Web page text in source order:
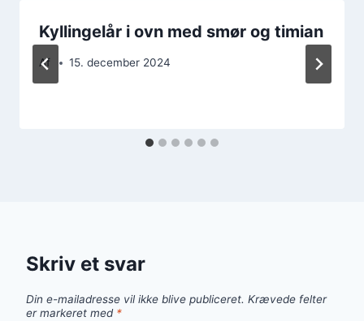
Kyllingelår i ovn med smør og timian
Af 15. december 2024
Skriv et svar
Din e-mailadresse vil ikke blive publiceret. Krævede felter
er markeret med *